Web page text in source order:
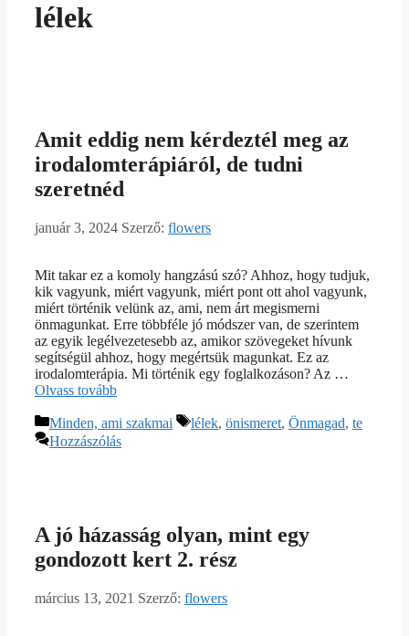
lélek
Amit eddig nem kérdeztél meg az
irodalomterápiáról, de tudni
szeretnéd
január 3, 2024 Szerző: flowers
Mit takar ez a komoly hangzású szó? Ahhoz, hogy tudjuk,
kik vagyunk, miért vagyunk, miért pont ott ahol vagyunk,
miért történik velünk az, ami, nem árt megismerni
önmagunkat. Erre többféle jó módszer van, de szerintem
az egyik legélvezetesebb az, amikor szövegeket hívunk
segítségül ahhoz, hogy megértsük magunkat. Ez az
irodalomterápia. Mi történik egy foglalkozáson? Az …
Olvass tovább
Kategória
Minden, ami szakmai Címkék
lélek, önismeret, Önmagad, te
Hozzászólás
A jó házasság olyan, mint egy
gondozott kert 2. rész
március 13, 2021 Szerző: flowers